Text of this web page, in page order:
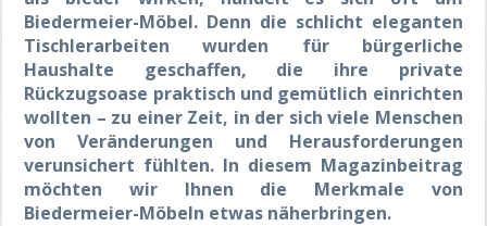
Biedermeier-Möbel. Denn die schlicht eleganten
Tischlerarbeiten wurden für bürgerliche
Haushalte geschaffen, die ihre private
Rückzugsoase praktisch und gemütlich einrichten
wollten – zu einer Zeit, in der sich viele Menschen
von Veränderungen und Herausforderungen
verunsichert fühlten. In diesem Magazinbeitrag
möchten wir Ihnen die Merkmale von
Biedermeier-Möbeln etwas näherbringen.